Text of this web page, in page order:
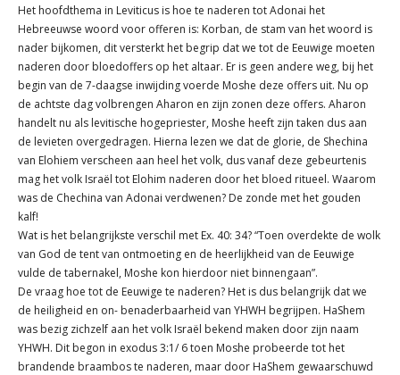
Het hoofdthema in Leviticus is hoe te naderen tot Adonai het
Hebreeuwse woord voor offeren is: Korban, de stam van het woord is
nader bijkomen, dit versterkt het begrip dat we tot de Eeuwige moeten
naderen door bloedoffers op het altaar. Er is geen andere weg, bij het
begin van de 7-daagse inwijding voerde Moshe deze offers uit. Nu op
de achtste dag volbrengen Aharon en zijn zonen deze offers. Aharon
handelt nu als levitische hogepriester, Moshe heeft zijn taken dus aan
de levieten overgedragen. Hierna lezen we dat de glorie, de Shechina
van Elohiem verscheen aan heel het volk, dus vanaf deze gebeurtenis
mag het volk Israël tot Elohim naderen door het bloed ritueel. Waarom
was de Chechina van Adonai verdwenen? De zonde met het gouden
kalf!
Wat is het belangrijkste verschil met Ex. 40: 34? “Toen overdekte de wolk
van God de tent van ontmoeting en de heerlijkheid van de Eeuwige
vulde de tabernakel, Moshe kon hierdoor niet binnengaan”.
De vraag hoe tot de Eeuwige te naderen? Het is dus belangrijk dat we
de heiligheid en on- benaderbaarheid van YHWH begrijpen. HaShem
was bezig zichzelf aan het volk Israël bekend maken door zijn naam
YHWH. Dit begon in exodus 3:1/ 6 toen Moshe probeerde tot het
brandende braambos te naderen, maar door HaShem gewaarschuwd